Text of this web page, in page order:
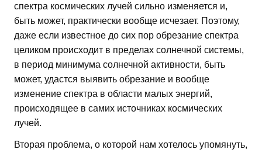
спектра космических лучей сильно изменяется и,
быть может, практически вообще исчезает. Поэтому,
даже если известное до сих пор обрезание спектра
целиком происходит в пределах солнечной системы,
в период минимума солнечной активности, быть
может, удастся выявить обрезание и вообще
изменение спектра в области малых энергий,
происходящее в самих источниках космических
лучей.
Вторая проблема, о которой нам хотелось упомянуть,